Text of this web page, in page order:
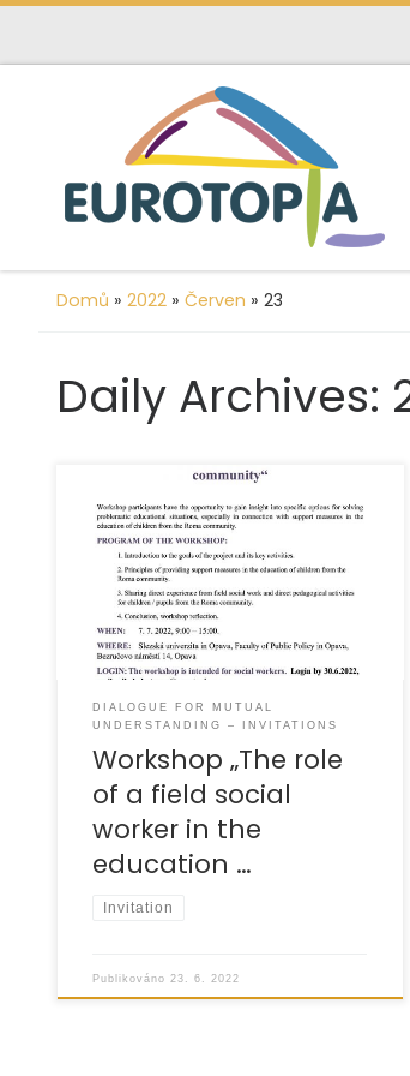
content
Domů » 2022 » Červen » 23
Daily Archives:
DIALOGUE FOR MUTUAL
UNDERSTANDING – INVITATIONS
Workshop „The role
of a field social
worker in the
education …
Invitation
Publikováno 23. 6. 2022